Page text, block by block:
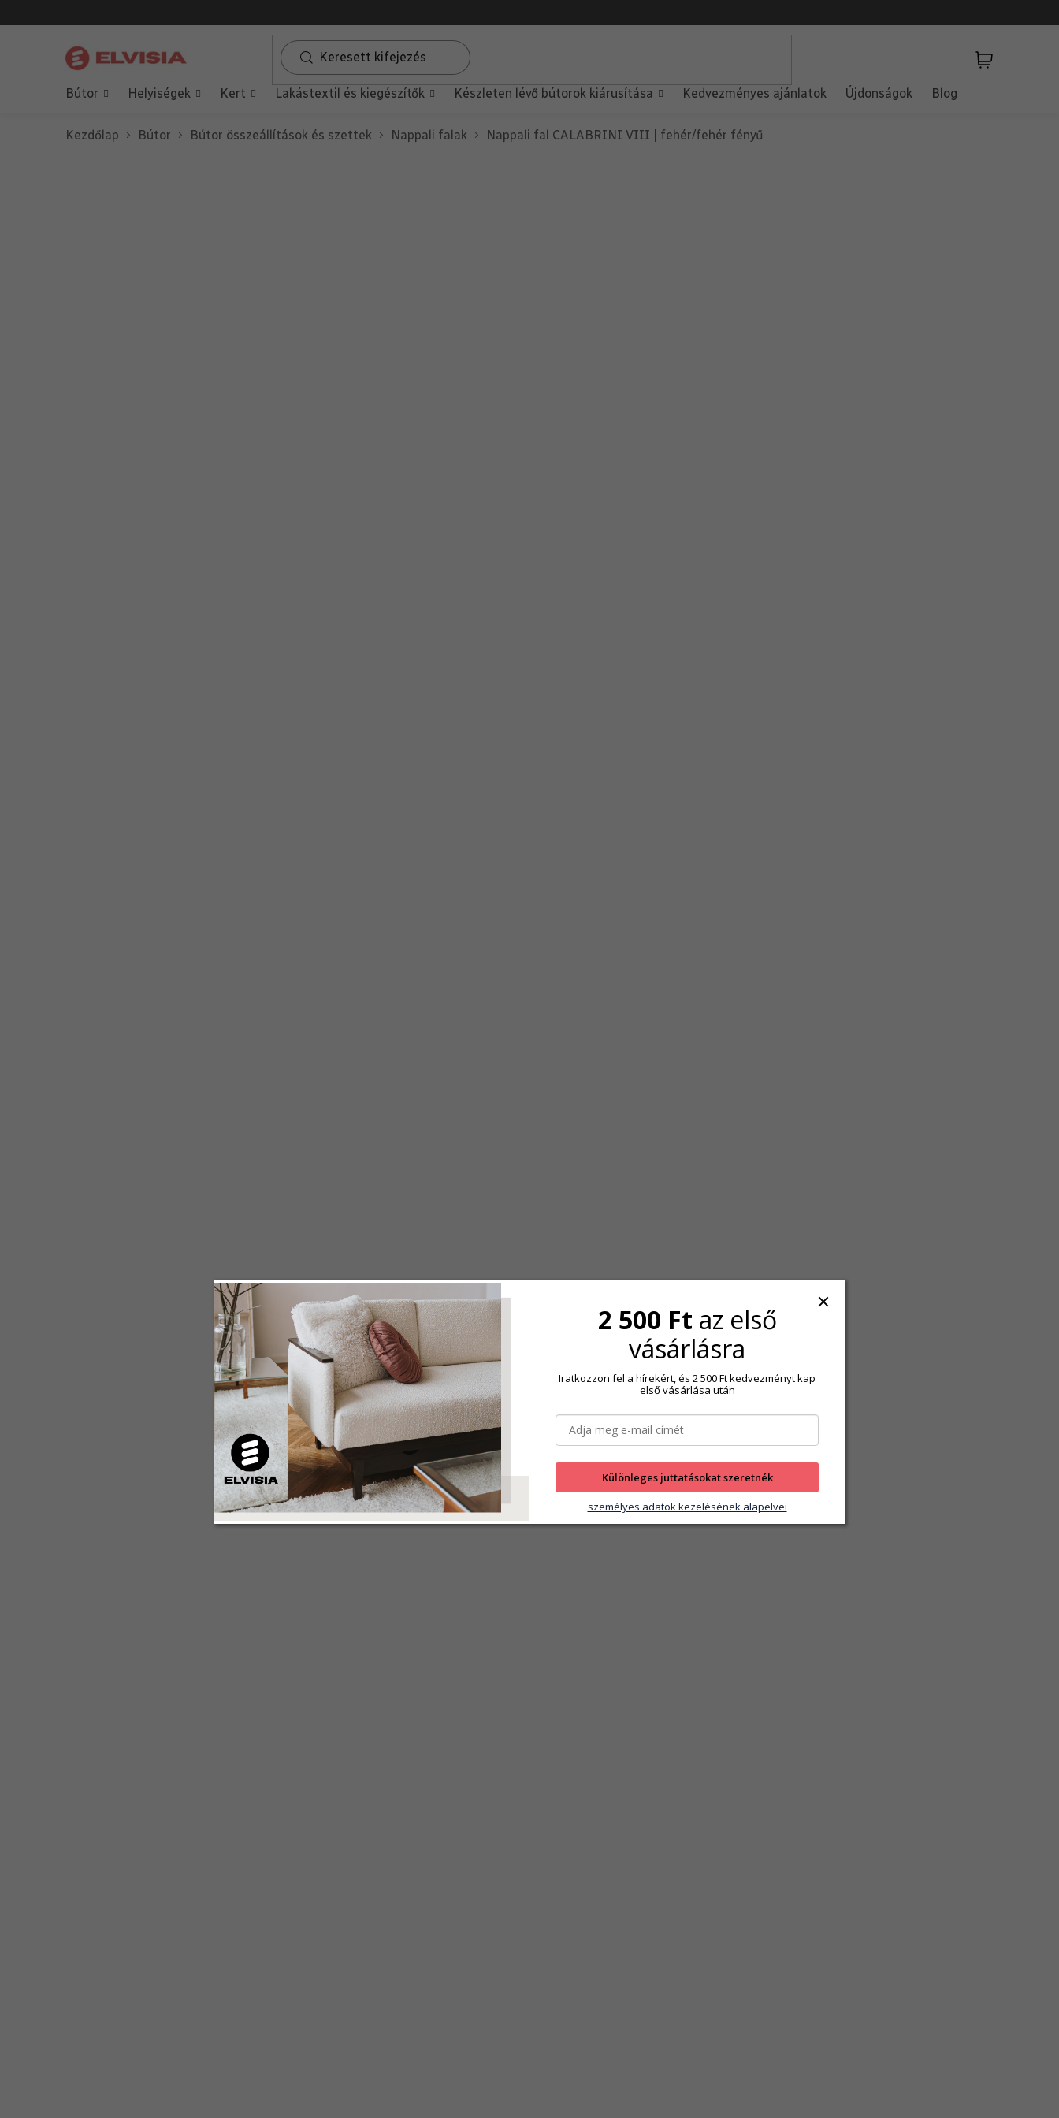
a
tartalomhoz
Bútor Helyiségek Kert Lakástextil és kiegészítők Készleten lévő bútorok kiárusítása Kedvezményes ajánlatok Újdonságok Blog
Kezdőlap Bútor Bútor összeállítások és szettek Nappali falak Nappali fal CALABRINI VIII | fehér/fehér fényű
2 500 Ft az első
vásárlásra
Iratkozzon fel a hírekért, és 2 500 Ft kedvezményt kap
első vásárlása után
Különleges juttatásokat szeretnék
személyes adatok kezelésének alapelvei